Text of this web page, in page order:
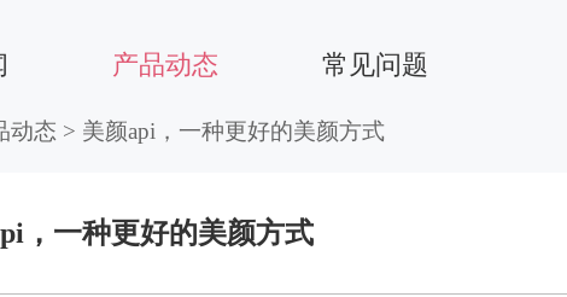
产品动态 常见问题
动态 > 美颜api，一种更好的美颜方式
，一种更好的美颜方式